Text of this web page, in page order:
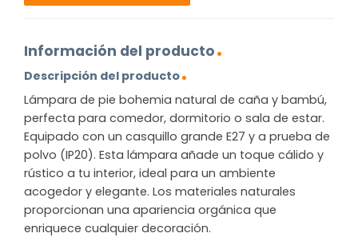
Información del producto
Descripción del producto
Lámpara de pie bohemia natural de caña y bambú,
perfecta para comedor, dormitorio o sala de estar.
Equipado con un casquillo grande E27 y a prueba de
polvo (IP20). Esta lámpara añade un toque cálido y
rústico a tu interior, ideal para un ambiente
acogedor y elegante. Los materiales naturales
proporcionan una apariencia orgánica que
enriquece cualquier decoración.